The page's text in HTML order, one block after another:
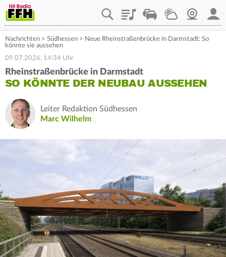
PlaylistStaupilotWetterWebcam
Nachrichten > Südhessen > Neue Rheinstraßenbrücke in Darmstadt: So
könnte sie aussehen
09.07.2026, 14:34 Uhr
Rheinstraßenbrücke in Darmstadt
SO KÖNNTE DER NEUBAU AUSSEHEN
Leiter Redaktion Südhessen
Marc Wilhelm